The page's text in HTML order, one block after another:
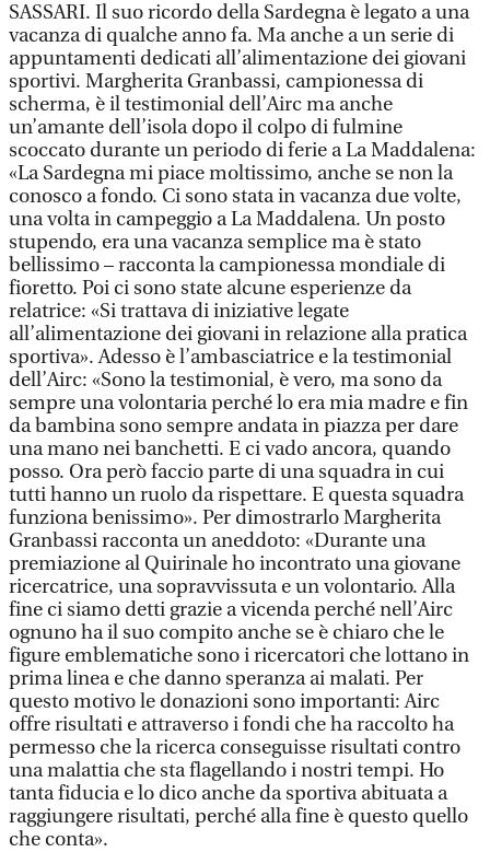
SASSARI. Il suo ricordo della Sardegna è legato a una
vacanza di qualche anno fa. Ma anche a un serie di
appuntamenti dedicati all’alimentazione dei giovani
sportivi. Margherita Granbassi, campionessa di
scherma, è il testimonial dell’Airc ma anche
un’amante dell’isola dopo il colpo di fulmine
scoccato durante un periodo di ferie a La Maddalena:
«La Sardegna mi piace moltissimo, anche se non la
conosco a fondo. Ci sono stata in vacanza due volte,
una volta in campeggio a La Maddalena. Un posto
stupendo, era una vacanza semplice ma è stato
bellissimo – racconta la campionessa mondiale di
fioretto. Poi ci sono state alcune esperienze da
relatrice: «Si trattava di iniziative legate
all’alimentazione dei giovani in relazione alla pratica
sportiva». Adesso è l’ambasciatrice e la testimonial
dell’Airc: «Sono la testimonial, è vero, ma sono da
sempre una volontaria perché lo era mia madre e fin
da bambina sono sempre andata in piazza per dare
una mano nei banchetti. E ci vado ancora, quando
posso. Ora però faccio parte di una squadra in cui
tutti hanno un ruolo da rispettare. E questa squadra
funziona benissimo». Per dimostrarlo Margherita
Granbassi racconta un aneddoto: «Durante una
premiazione al Quirinale ho incontrato una giovane
ricercatrice, una sopravvissuta e un volontario. Alla
fine ci siamo detti grazie a vicenda perché nell’Airc
ognuno ha il suo compito anche se è chiaro che le
figure emblematiche sono i ricercatori che lottano in
prima linea e che danno speranza ai malati. Per
questo motivo le donazioni sono importanti: Airc
offre risultati e attraverso i fondi che ha raccolto ha
permesso che la ricerca conseguisse risultati contro
una malattia che sta flagellando i nostri tempi. Ho
tanta fiducia e lo dico anche da sportiva abituata a
raggiungere risultati, perché alla fine è questo quello
che conta».